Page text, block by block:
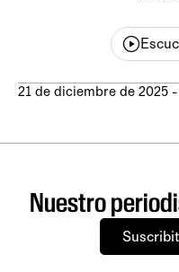
21 de diciembre de 2025 -
Nuestro